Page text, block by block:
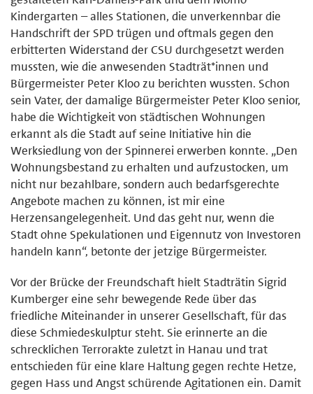
Kindergarten – alles Stationen, die unverkennbar die
Handschrift der SPD trügen und oftmals gegen den
erbitterten Widerstand der CSU durchgesetzt werden
mussten, wie die anwesenden Stadträt*innen und
Bürgermeister Peter Kloo zu berichten wussten. Schon
sein Vater, der damalige Bürgermeister Peter Kloo senior,
habe die Wichtigkeit von städtischen Wohnungen
erkannt als die Stadt auf seine Initiative hin die
Werksiedlung von der Spinnerei erwerben konnte. „Den
Wohnungsbestand zu erhalten und aufzustocken, um
nicht nur bezahlbare, sondern auch bedarfsgerechte
Angebote machen zu können, ist mir eine
Herzensangelegenheit. Und das geht nur, wenn die
Stadt ohne Spekulationen und Eigennutz von Investoren
handeln kann“, betonte der jetzige Bürgermeister.
Vor der Brücke der Freundschaft hielt Stadträtin Sigrid
Kumberger eine sehr bewegende Rede über das
friedliche Miteinander in unserer Gesellschaft, für das
diese Schmiedeskulptur steht. Sie erinnerte an die
schrecklichen Terrorakte zuletzt in Hanau und trat
entschieden für eine klare Haltung gegen rechte Hetze,
gegen Hass und Angst schürende Agitationen ein. Damit